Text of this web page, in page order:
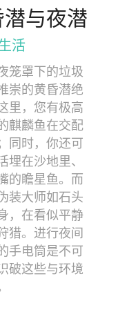
与夜潜
活
笼罩下的垃圾
崇的黄昏潜绝
里，您有极高
麒麟鱼在交配
同时，你还可
埋在沙地里、
的瞻星鱼。而
装大师如石头
，在看似平静
猎。进行夜间
手电筒是不可
破这些与环境